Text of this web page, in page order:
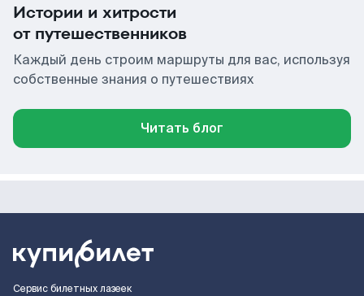
Истории и хитрости
от путешественников
Каждый день строим маршруты для вас, используя
собственные знания о путешествиях
Читать блог
Сервис билетных лазеек